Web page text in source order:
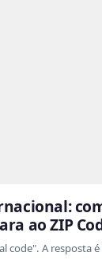
ao ZIP
paísesA resposta é